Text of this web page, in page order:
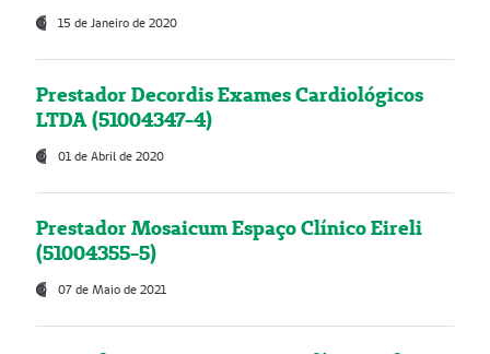
15 de Janeiro de 2020
Prestador Decordis Exames Cardiológicos
LTDA (51004347-4)
01 de Abril de 2020
Prestador Mosaicum Espaço Clínico Eireli
(51004355-5)
07 de Maio de 2021